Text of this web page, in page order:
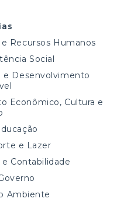
Recursos Humanos
Social
e Desenvolvimento
Econômico, Cultura e
e Lazer
Contabilidade
Ambiente